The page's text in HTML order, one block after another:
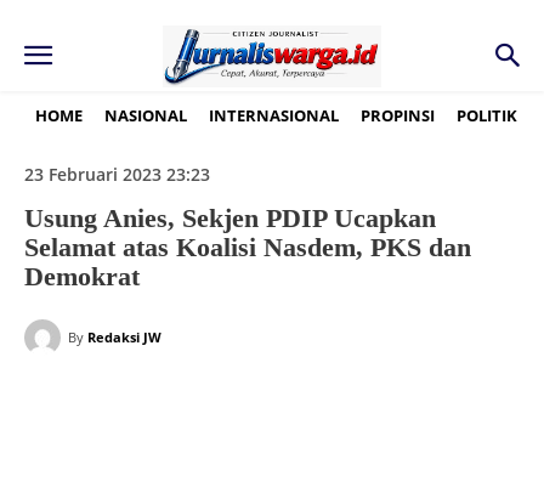
HOME NASIONAL INTERNASIONAL PROPINSI POLITIK
23 Februari 2023 23:23
Usung Anies, Sekjen PDIP Ucapkan
Selamat atas Koalisi Nasdem, PKS dan
Demokrat
By Redaksi JW